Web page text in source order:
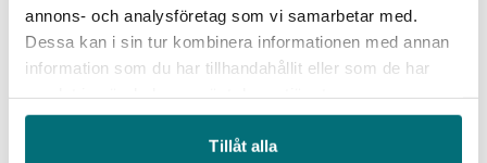
annons- och analysföretag som vi samarbetar med.
Dessa kan i sin tur kombinera informationen med annan
information som du har tillhandahållit eller som de har
Tillåt alla
Jag tycker att dagens aktiviteter var väldigt
intressanta. Man fick en annan syn på hur
yrken som verkligen krävs!” Elev i åk 8